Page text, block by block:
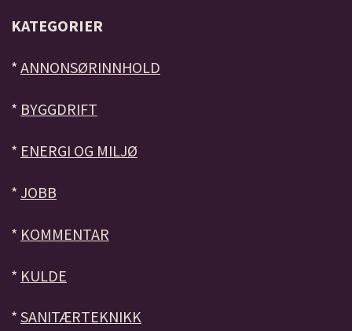
KATEGORIER
* ANNONSØRINNHOLD
* BYGGDRIFT
* ENERGI OG MILJØ
* JOBB
* KOMMENTAR
* KULDE
* SANITÆRTEKNIKK